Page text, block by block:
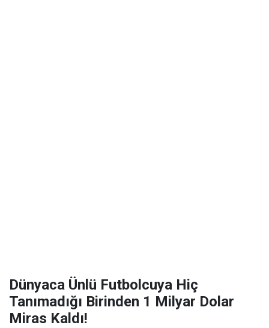
Dünyaca Ünlü Futbolcuya Hiç
Tanımadığı Birinden 1 Milyar Dolar
Miras Kaldı!